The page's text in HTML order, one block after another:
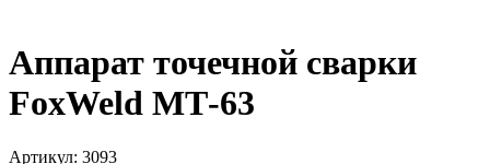
Аппарат точечной сварки
FoxWeld МТ-63
Артикул: 3093